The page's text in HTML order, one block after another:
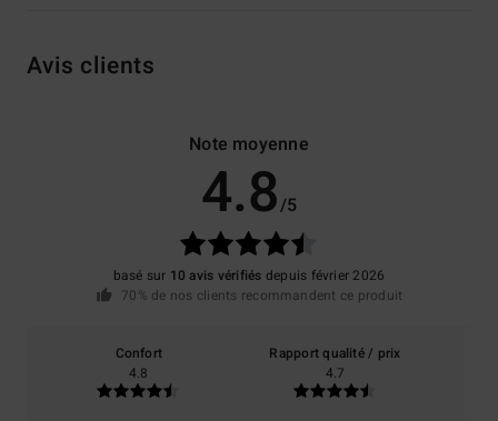
Avis clients
Note moyenne
4.8/5
basé sur 10 avis vérifiés depuis février 2026
70% de nos clients recommandent ce produit
Confort
4.8
Rapport qualité / prix
4.7